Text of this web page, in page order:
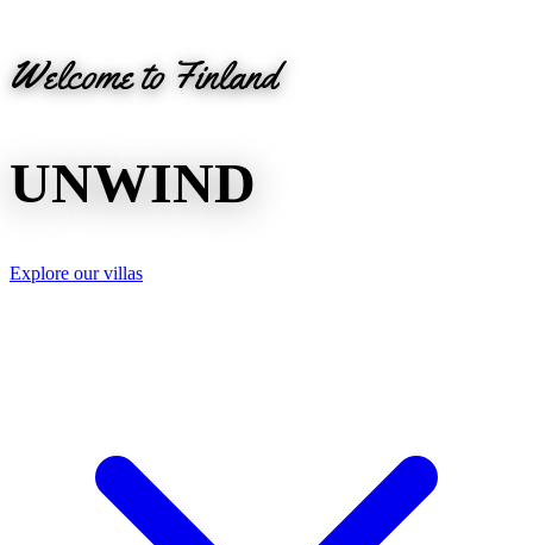
Welcome to Finland
UNWIND
Explore our villas